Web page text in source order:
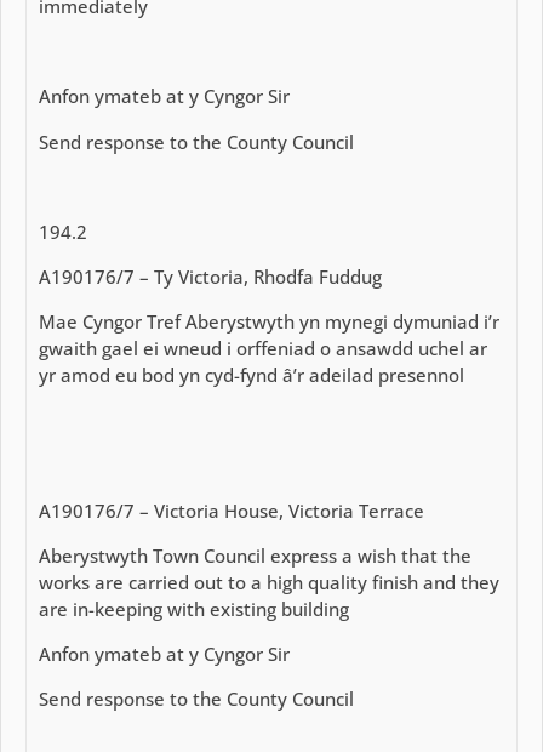
immediately
Anfon ymateb at y Cyngor Sir
Send response to the County Council
194.2
A190176/7 – Ty Victoria, Rhodfa Fuddug
Mae Cyngor Tref Aberystwyth yn mynegi dymuniad i’r
gwaith gael ei wneud i orffeniad o ansawdd uchel ar
yr amod eu bod yn cyd-fynd â’r adeilad presennol
A190176/7 – Victoria House, Victoria Terrace
Aberystwyth Town Council express a wish that the
works are carried out to a high quality finish and they
are in-keeping with existing building
Anfon ymateb at y Cyngor Sir
Send response to the County Council